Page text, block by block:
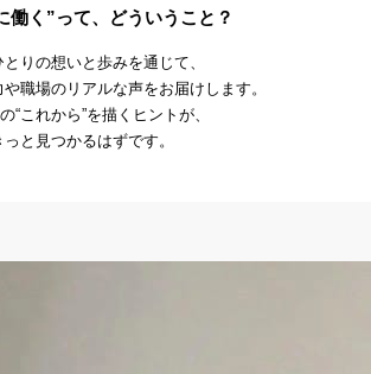
働く”って、どういうこと？
りの想いと歩みを通じて、
職場のリアルな声をお届けします。
“これから”を描くヒントが、
っと見つかるはずです。